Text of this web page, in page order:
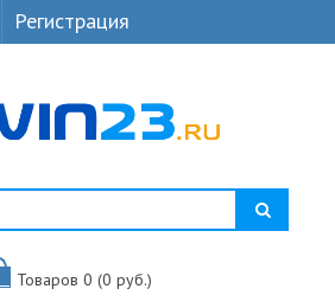
Регистрация
Товаров 0 (0 руб.)